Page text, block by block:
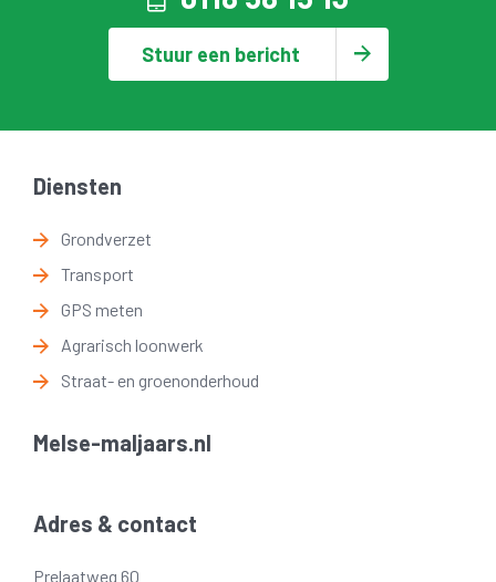
Stuur een bericht
Diensten
Grondverzet
Transport
GPS meten
Agrarisch loonwerk
Straat- en groenonderhoud
Melse-maljaars.nl
Adres & contact
Prelaatweg 60